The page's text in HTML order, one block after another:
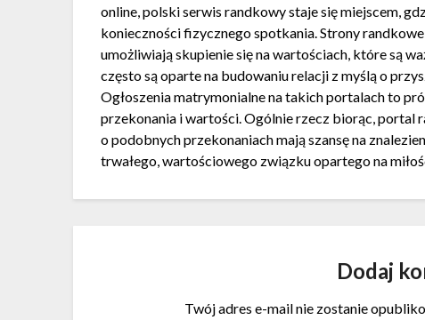
online, polski serwis randkowy staje się miejscem,
konieczności fizycznego spotkania. Strony
umożliwiają skupienie się na wartościach, które są
często są oparte na budowaniu relacji z myślą o
Ogłoszenia matrymonialne na takich portalach to
przekonania i wartości. Ogólnie rzecz biorąc, portal
o podobnych przekonaniach mają szansę na
trwałego, wartościowego związku opartego na
Dodaj
Twój adres e-mail nie zostanie